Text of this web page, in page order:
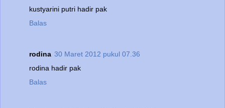
kustyarini putri hadir pak
Balas
rodina 30 Maret 2012 pukul 07.36
rodina hadir pak
Balas